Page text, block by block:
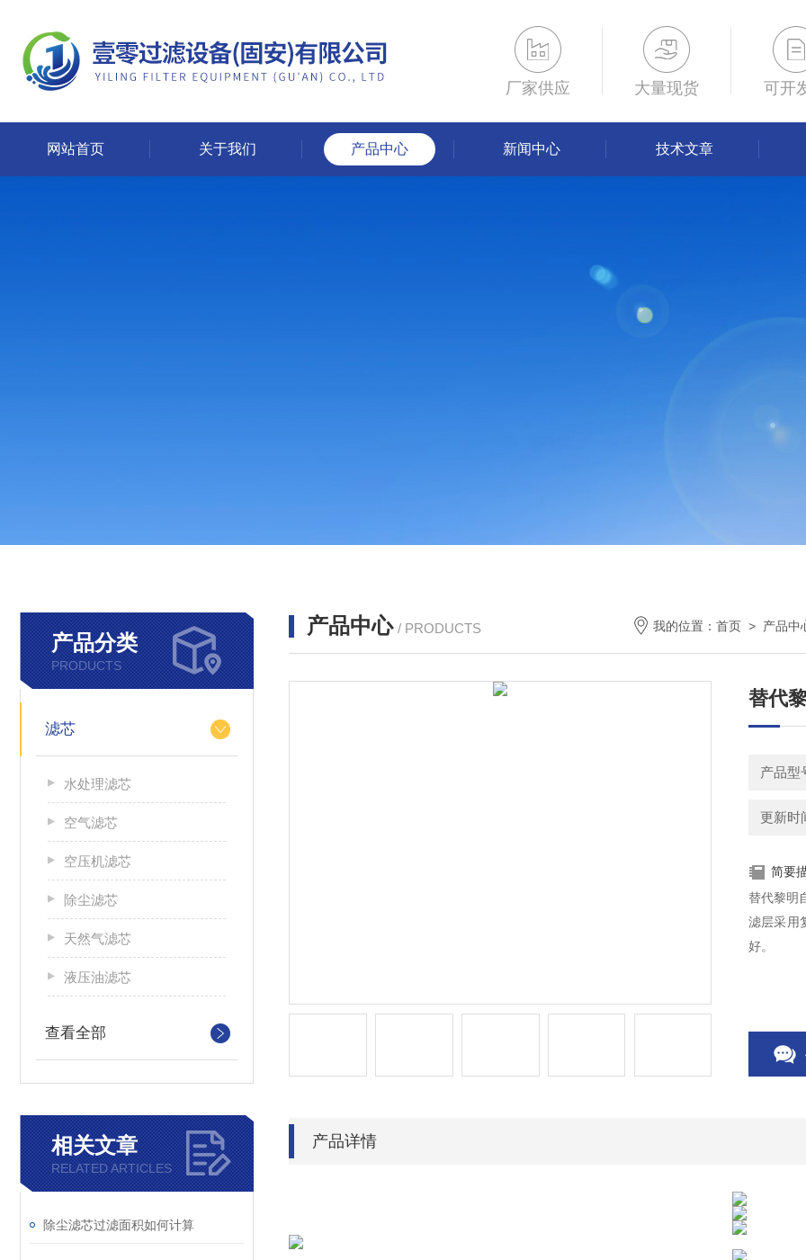
厂家供应 大量现货 可开
网站首页 关于我们 产品中心 新闻中心 技术文章
产品分类
PRODUCTS
滤芯
水处理滤芯
空气滤芯
空压机滤芯
除尘滤芯
天然气滤芯
液压油滤芯
查看全部
相关文章
RELATED ARTICLES
除尘滤芯过滤面积如何计算
产品中心 / PRODUCTS 我的位置： 首页 > 产品中
替代
产品型
更新时
简要
替代黎明
滤层采用
好。
产品详情